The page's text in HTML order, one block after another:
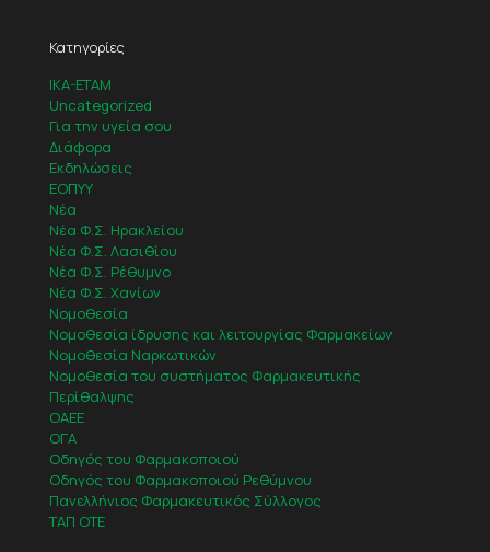
Κατηγορίες
IKA-ETAM
Uncategorized
Για την υγεία σου
Διάφορα
Εκδηλώσεις
ΕΟΠΥΥ
Νέα
Νέα Φ.Σ. Ηρακλείου
Νέα Φ.Σ. Λασιθίου
Νέα Φ.Σ. Ρέθυμνο
Νέα Φ.Σ. Χανίων
Νομοθεσία
Νομοθεσία ίδρυσης και λειτουργίας Φαρμακείων
Νομοθεσία Ναρκωτικών
Νομοθεσία του συστήματος Φαρμακευτικής
Περίθαλψης
ΟΑΕΕ
ΟΓΑ
Οδηγός του Φαρμακοποιού
Οδηγός του Φαρμακοποιού Ρεθύμνου
Πανελλήνιος Φαρμακευτικός Σύλλογος
ΤΑΠ ΟΤΕ